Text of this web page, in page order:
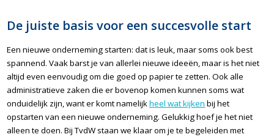
De juiste basis voor een succesvolle start
Een nieuwe onderneming starten: dat is leuk, maar soms ook best
spannend. Vaak barst je van allerlei nieuwe ideeën, maar is het niet
altijd even eenvoudig om die goed op papier te zetten. Ook alle
administratieve zaken die er bovenop komen kunnen soms wat
onduidelijk zijn, want er komt namelijkheel wat kijken bij het
opstarten van een nieuwe onderneming. Gelukkig hoef je het niet
alleen te doen. Bij TvdW staan we klaar om je te begeleiden met